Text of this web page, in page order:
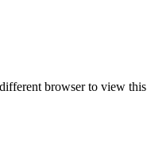
browser to view